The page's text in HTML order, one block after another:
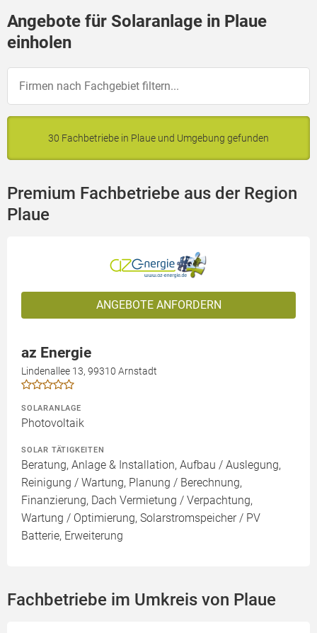
Angebote für Solaranlage in Plaue
einholen
30 Fachbetriebe in Plaue und Umgebung gefunden
Premium Fachbetriebe aus der Region
Plaue
ANGEBOTE ANFORDERN
az Energie
Lindenallee 13, 99310 Arnstadt
SOLARANLAGE
Photovoltaik
SOLAR TÄTIGKEITEN
Beratung, Anlage & Installation, Aufbau / Auslegung,
Reinigung / Wartung, Planung / Berechnung,
Finanzierung, Dach Vermietung / Verpachtung,
Wartung / Optimierung, Solarstromspeicher / PV
Batterie, Erweiterung
Fachbetriebe im Umkreis von Plaue